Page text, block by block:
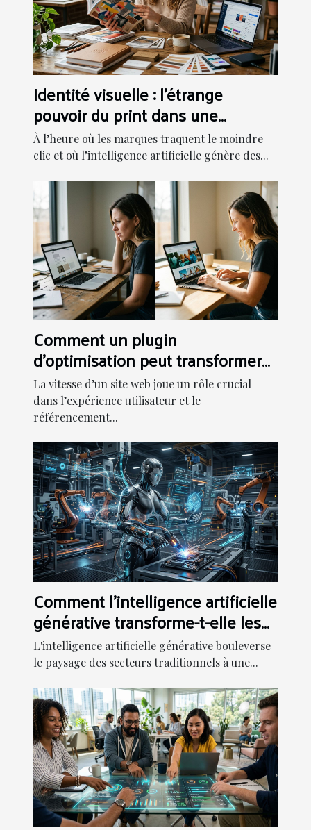
Identité visuelle : l’étrange
pouvoir du print dans une
stratégie digitale
À l’heure où les marques traquent le moindre
clic et où l’intelligence artificielle génère des...
Comment un plugin
d'optimisation peut transformer
la vitesse de votre site web ?
La vitesse d’un site web joue un rôle crucial
dans l’expérience utilisateur et le
référencement...
Comment l'intelligence artificielle
générative transforme-t-elle les
secteurs traditionnels ?
L'intelligence artificielle générative bouleverse
le paysage des secteurs traditionnels à une...